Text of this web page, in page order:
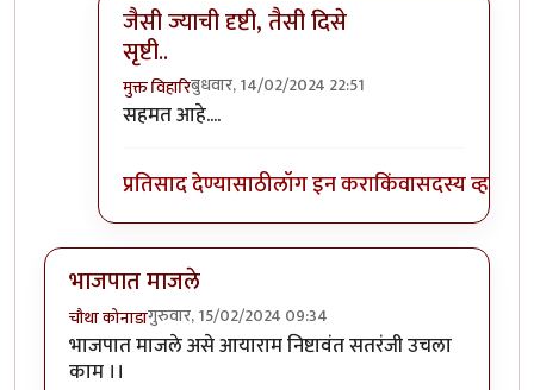
जैसी ज्याची दृष्टी, तैसी दिसे
सृष्टी..
मुक्त विहारिबुधवार, 14/02/2024 22:51
In reply toअबा श्लिल अश्लील....
सहमत आहे....
प्रतिसाद देण्यासाठीलॉग इन कराकिंवासदस्य व्हा
भाजपात माजले
चौथा कोनाडागुरुवार, 15/02/2024 09:34
भाजपात माजले असे आयाराम निष्टावंत सतरंजी उचला
काम ।।